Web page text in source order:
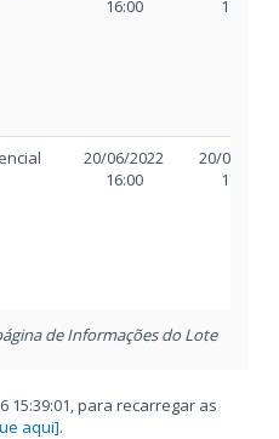
16:00
17:00
20/06/2022
16:00
20/06/2022
17:00
de Informações do Lote
15:39:01, para recarregar as
aqui].